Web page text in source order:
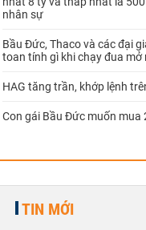
nhân sự
Bầu Đức, Thaco và các đại
toan tính gì khi chạy đua
HAG tăng trần, khớp lệnh
Con gái Bầu Đức muốn mua
TIN MỚI